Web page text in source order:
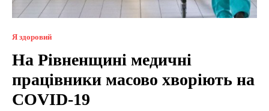
Я здоровий
На Рівненщині медичні
працівники масово хворіють на
COVID-19